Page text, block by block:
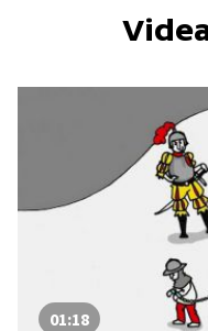
01:18